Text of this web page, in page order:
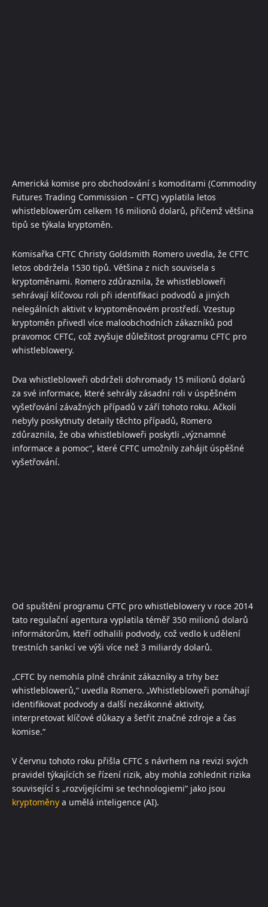
Americká komise pro obchodování s komoditami (Commodity
Futures Trading Commission – CFTC) vyplatila letos
whistleblowerům celkem 16 milionů dolarů, přičemž většina
tipů se týkala kryptoměn.
Komisařka CFTC Christy Goldsmith Romero uvedla, že CFTC
letos obdržela 1530 tipů. Většina z nich souvisela s
kryptoměnami. Romero zdůraznila, že whistlebloweři
sehrávají klíčovou roli při identifikaci podvodů a jiných
nelegálních aktivit v kryptoměnovém prostředí. Vzestup
kryptoměn přivedl více maloobchodních zákazníků pod
pravomoc CFTC, což zvyšuje důležitost programu CFTC pro
whistleblowery.
Dva whistlebloweři obdrželi dohromady 15 milionů dolarů
za své informace, které sehrály zásadní roli v úspěšném
vyšetřování závažných případů v září tohoto roku. Ačkoli
nebyly poskytnuty detaily těchto případů, Romero
zdůraznila, že oba whistlebloweři poskytli „významné
informace a pomoc“, které CFTC umožnily zahájit úspěšné
vyšetřování.
Od spuštění programu CFTC pro whistleblowery v roce 2014
tato regulační agentura vyplatila téměř 350 milionů dolarů
informátorům, kteří odhalili podvody, což vedlo k udělení
trestních sankcí ve výši více než 3 miliardy dolarů.
„CFTC by nemohla plně chránit zákazníky a trhy bez
whistleblowerů,“ uvedla Romero. „Whistlebloweři pomáhají
identifikovat podvody a další nezákonné aktivity,
interpretovat klíčové důkazy a šetřit značné zdroje a čas
komise.“
V červnu tohoto roku přišla CFTC s návrhem na revizi svých
pravidel týkajících se řízení rizik, aby mohla zohlednit rizika
související s „rozvíjejícími se technologiemi“ jako jsou
kryptoměny a umělá inteligence (AI).